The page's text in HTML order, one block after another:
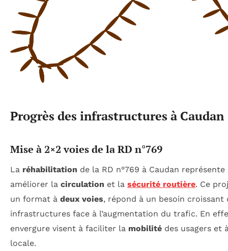
Progrès des infrastructures à Caudan
Mise à 2×2 voies de la RD n°769
La réhabilitation de la RD n°769 à Caudan
améliorer la circulation et la sécurité routière. Ce
un format à deux voies, répond à un besoin croissant
infrastructures face à l’augmentation du trafic. En
envergure visent à faciliter la mobilité des usagers et
locale.